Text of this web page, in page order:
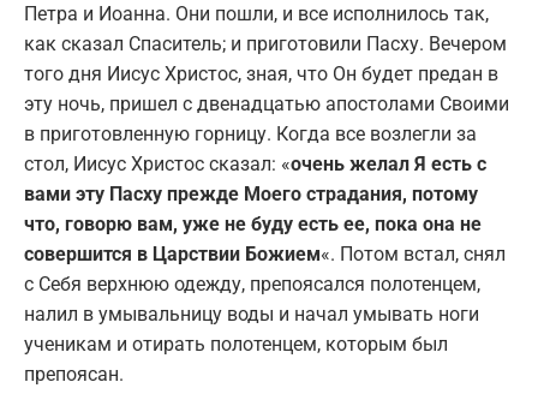
Петра и Иоанна. Они пошли, и все исполнилось так,
как сказал Спаситель; и приготовили Пасху. Вечером
того дня Иисус Христос, зная, что Он будет предан в
эту ночь, пришел с двенадцатью апостолами Своими
в приготовленную горницу. Когда все возлегли за
стол, Иисус Христос сказал: «очень желал Я есть с
вами эту Пасху прежде Моего страдания, потому
что, говорю вам, уже не буду есть ее, пока она не
совершится в Царствии Божием«. Потом встал, снял
с Себя верхнюю одежду, препоясался полотенцем,
налил в умывальницу воды и начал умывать ноги
ученикам и отирать полотенцем, которым был
препоясан.